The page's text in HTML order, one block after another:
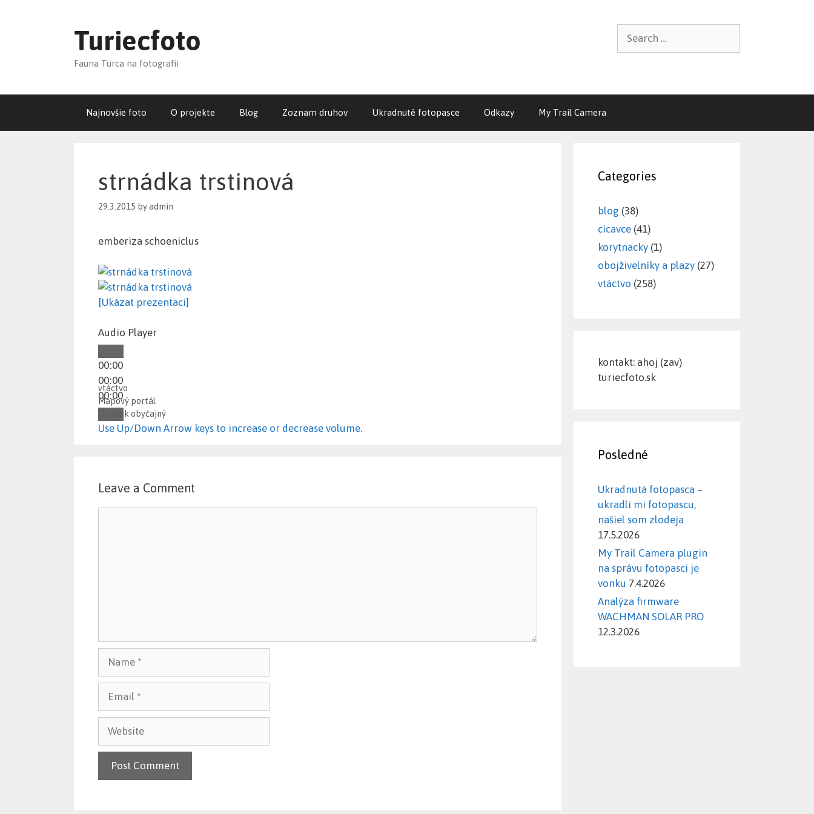
Turiecfoto
Fauna Turca na fotografii
Najnovšie foto O projekte Blog Zoznam druhov Ukradnuté fotopasce Odkazy My Trail Camera
strnádka trstinová
29.3.2015 byadmin
emberiza schoeniclus
[Ukázat prezentaci]
Audio Player
00:00
00:00
00:00
Use Up/Down Arrow keys to increase or decrease volume.
Categories
vtáctvo
Mapový portál
Oriešok obyčajný
Leave a Comment
Website
Categories
blog (38)
cicavce (41)
korytnacky (1)
obojživelníky a plazy (27)
vtáctvo (258)
kontakt: ahoj (zav)
turiecfoto.sk
Posledné
Ukradnutá fotopasca –
ukradli mi fotopascu,
našiel som zlodeja
17.5.2026
My Trail Camera plugin
na správu fotopasci je
vonku 7.4.2026
Analýza firmware
WACHMAN SOLAR PRO
12.3.2026